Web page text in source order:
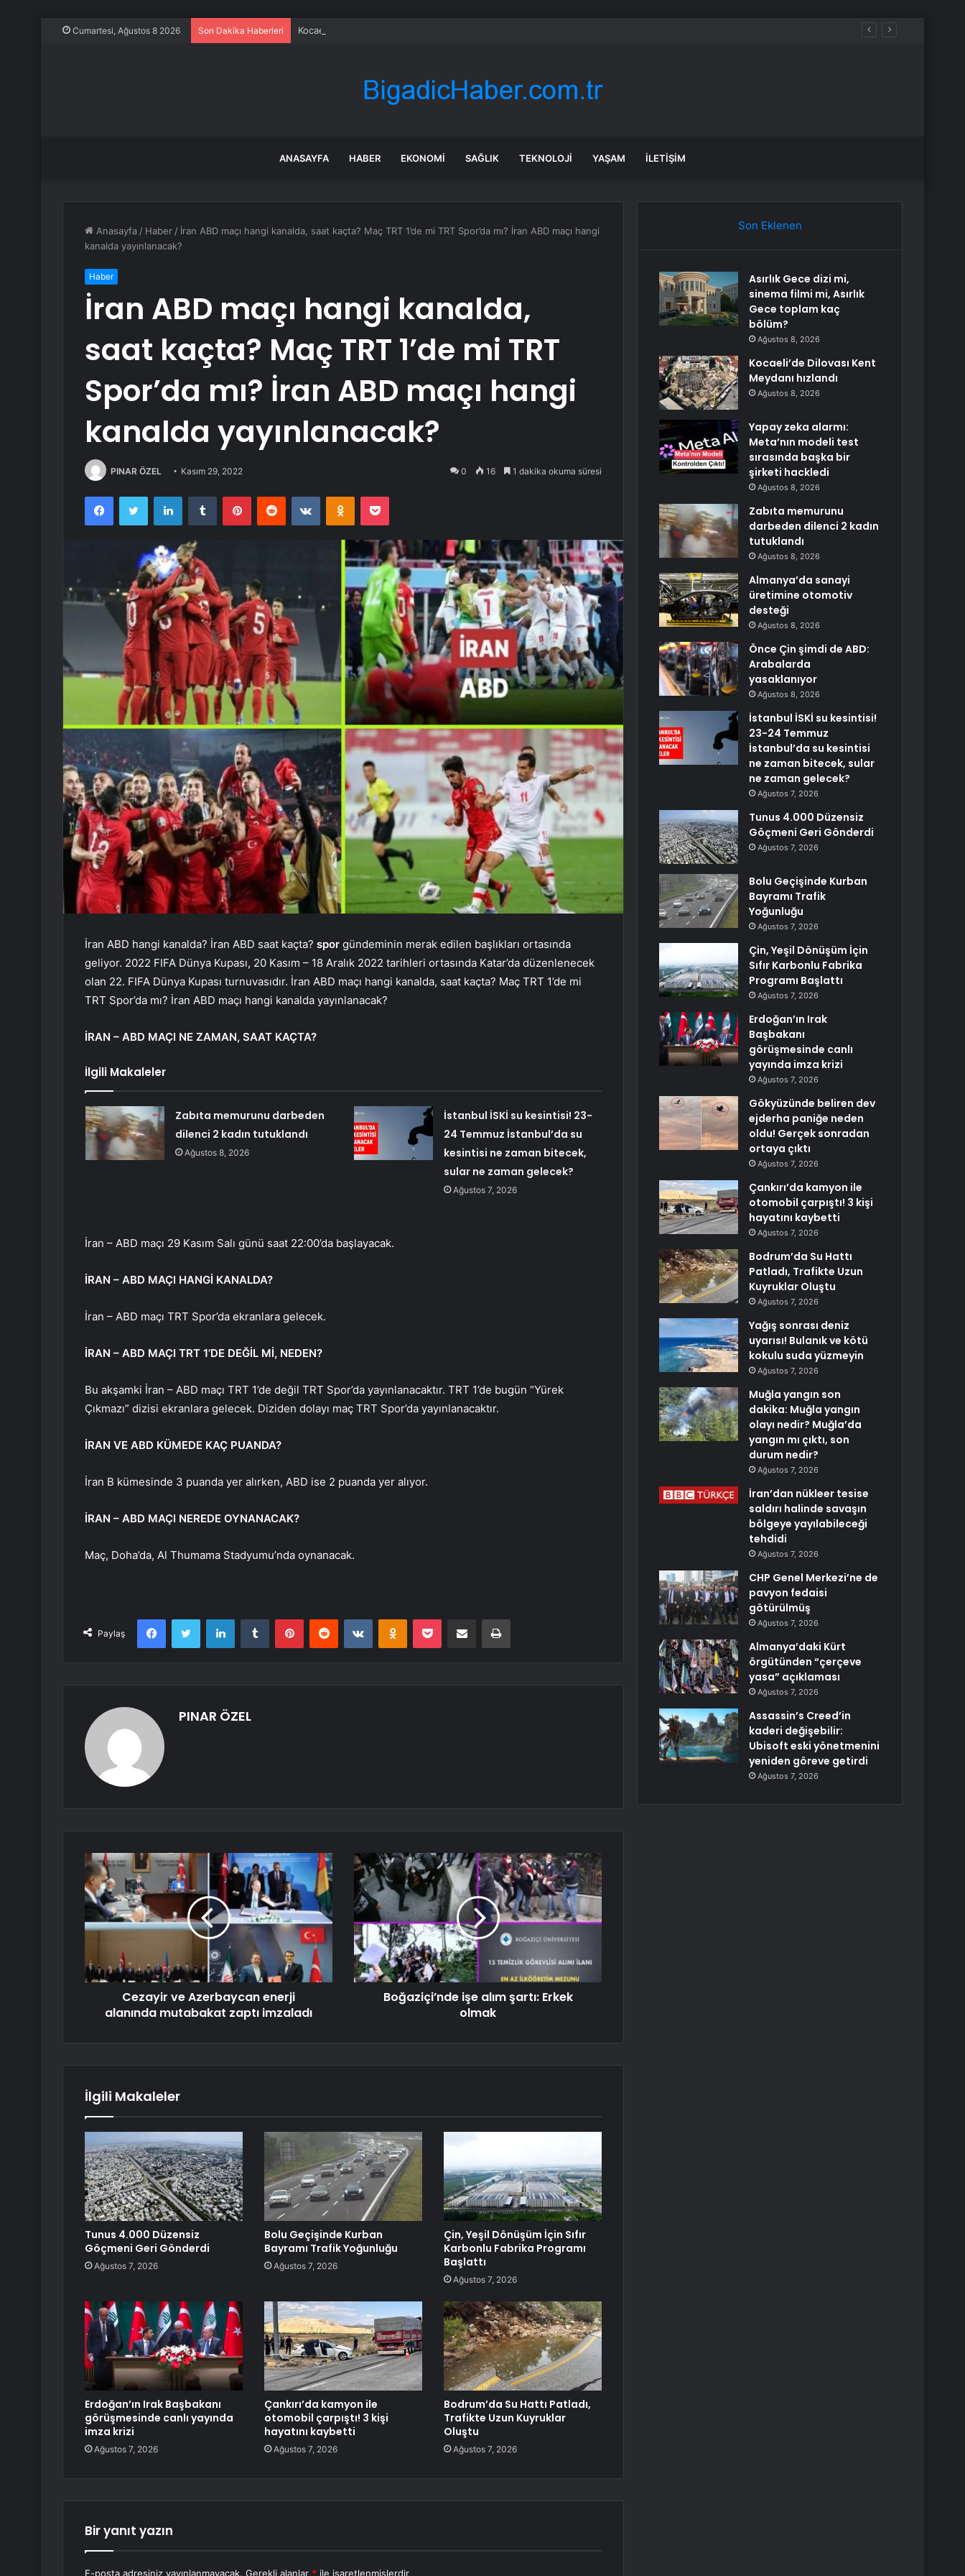
Cumartesi, Ağustos 8 2026 Son Dakika Haberleri Kocaeli’de Dilovası Kent Meydanı hızlandı
ANASAYFA HABER EKONOMI SAĞLIK TEKNOLOJI YAŞAM İLETIŞIM
Anasayfa / Haber / İran ABD maçı hangi kanalda, saat kaçta? Maç TRT 1’de mi TRT Spor’da mı? İran ABD maçı hangi
kanalda yayınlanacak?
Haber
İran ABD maçı hangi kanalda,
saat kaçta? Maç TRT 1’de mi TRT
Spor’da mı? İran ABD maçı hangi
kanalda yayınlanacak?
PINAR ÖZEL Kasım 29, 2022 0 16 1 dakika okuma süresi
FacebookTwitter LinkedInTumblr PinterestReddit VKontakteOdnoklassniki
Pocket
İran ABD hangi kanalda? İran ABD saat kaçta? spor gündeminin merak edilen başlıkları ortasında
geliyor. 2022 FIFA Dünya Kupası, 20 Kasım – 18 Aralık 2022 tarihleri ortasında Katar’da düzenlenecek
olan 22. FIFA Dünya Kupası turnuvasıdır. İran ABD maçı hangi kanalda, saat kaçta? Maç TRT 1’de mi
TRT Spor’da mı? İran ABD maçı hangi kanalda yayınlanacak?
İRAN – ABD MAÇI NE ZAMAN, SAAT KAÇTA?
İlgili Makaleler
Zabıta memurunu darbeden
dilenci 2 kadın tutuklandı
Ağustos 8, 2026
İstanbul İSKİ su kesintisi! 23-
24 Temmuz İstanbul’da su
kesintisi ne zaman bitecek,
sular ne zaman gelecek?
Ağustos 7, 2026
İran – ABD maçı 29 Kasım Salı günü saat 22:00’da başlayacak.
İRAN – ABD MAÇI HANGİ KANALDA?
İran – ABD maçı TRT Spor’da ekranlara gelecek.
İRAN – ABD MAÇI TRT 1’DE DEĞİL Mİ, NEDEN?
Bu akşamki İran – ABD maçı TRT 1’de değil TRT Spor’da yayınlanacaktır. TRT 1’de bugün “Yürek
Çıkmazı” dizisi ekranlara gelecek. Diziden dolayı maç TRT Spor’da yayınlanacaktır.
İRAN VE ABD KÜMEDE KAÇ PUANDA?
İran B kümesinde 3 puanda yer alırken, ABD ise 2 puanda yer alıyor.
İRAN – ABD MAÇI NEREDE OYNANACAK?
Maç, Doha’da, Al Thumama Stadyumu’nda oynanacak.
Paylaş
FacebookTwitter LinkedInTumblr PinterestReddit VKontakteOdnoklassniki
Pocket E-Posta ile paylaş Yazdır
PINAR ÖZEL
Cezayir ve Azerbaycan enerji
alanında mutabakat zaptı imzaladı
Boğaziçi’nde işe alım şartı: Erkek
olmak
İlgili Makaleler
Tunus 4.000 Düzensiz
Göçmeni Geri Gönderdi
Ağustos 7, 2026
Bolu Geçişinde Kurban
Bayramı Trafik Yoğunluğu
Ağustos 7, 2026
Çin, Yeşil Dönüşüm İçin Sıfır
Karbonlu Fabrika Programı
Başlattı
Ağustos 7, 2026
Erdoğan’ın Irak Başbakanı
görüşmesinde canlı yayında
imza krizi
Ağustos 7, 2026
Çankırı’da kamyon ile
otomobil çarpıştı! 3 kişi
hayatını kaybetti
Ağustos 7, 2026
Bodrum’da Su Hattı Patladı,
Trafikte Uzun Kuyruklar
Oluştu
Ağustos 7, 2026
Bir yanıt yazın
E-posta adresiniz yayınlanmayacak. Gerekli alanlar * ile işaretlenmişlerdir
Son Eklenen
Asırlık Gece dizi mi,
sinema filmi mi, Asırlık
Gece toplam kaç
bölüm?
Ağustos 8, 2026
Kocaeli’de Dilovası Kent
Meydanı hızlandı
Ağustos 8, 2026
Yapay zeka alarmı:
Meta’nın modeli test
sırasında başka bir
şirketi hackledi
Ağustos 8, 2026
Zabıta memurunu
darbeden dilenci 2 kadın
tutuklandı
Ağustos 8, 2026
Almanya’da sanayi
üretimine otomotiv
desteği
Ağustos 8, 2026
Önce Çin şimdi de ABD:
Arabalarda
yasaklanıyor
Ağustos 8, 2026
İstanbul İSKİ su kesintisi!
23-24 Temmuz
İstanbul’da su kesintisi
ne zaman bitecek, sular
ne zaman gelecek?
Ağustos 7, 2026
Tunus 4.000 Düzensiz
Göçmeni Geri Gönderdi
Ağustos 7, 2026
Bolu Geçişinde Kurban
Bayramı Trafik
Yoğunluğu
Ağustos 7, 2026
Çin, Yeşil Dönüşüm İçin
Sıfır Karbonlu Fabrika
Programı Başlattı
Ağustos 7, 2026
Erdoğan’ın Irak
Başbakanı
görüşmesinde canlı
yayında imza krizi
Ağustos 7, 2026
Gökyüzünde beliren dev
ejderha paniğe neden
oldu! Gerçek sonradan
ortaya çıktı
Ağustos 7, 2026
Çankırı’da kamyon ile
otomobil çarpıştı! 3 kişi
hayatını kaybetti
Ağustos 7, 2026
Bodrum’da Su Hattı
Patladı, Trafikte Uzun
Kuyruklar Oluştu
Ağustos 7, 2026
Yağış sonrası deniz
uyarısı! Bulanık ve kötü
kokulu suda yüzmeyin
Ağustos 7, 2026
Muğla yangın son
dakika: Muğla yangın
olayı nedir? Muğla’da
yangın mı çıktı, son
durum nedir?
Ağustos 7, 2026
İran’dan nükleer tesise
saldırı halinde savaşın
bölgeye yayılabileceği
tehdidi
Ağustos 7, 2026
CHP Genel Merkezi’ne de
pavyon fedaisi
götürülmüş
Ağustos 7, 2026
Almanya’daki Kürt
örgütünden “çerçeve
yasa” açıklaması
Ağustos 7, 2026
Assassin’s Creed’in
kaderi değişebilir:
Ubisoft eski yönetmenini
yeniden göreve getirdi
Ağustos 7, 2026